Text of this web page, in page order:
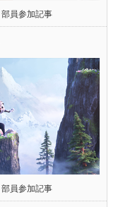
部員参加記事
部員参加記事